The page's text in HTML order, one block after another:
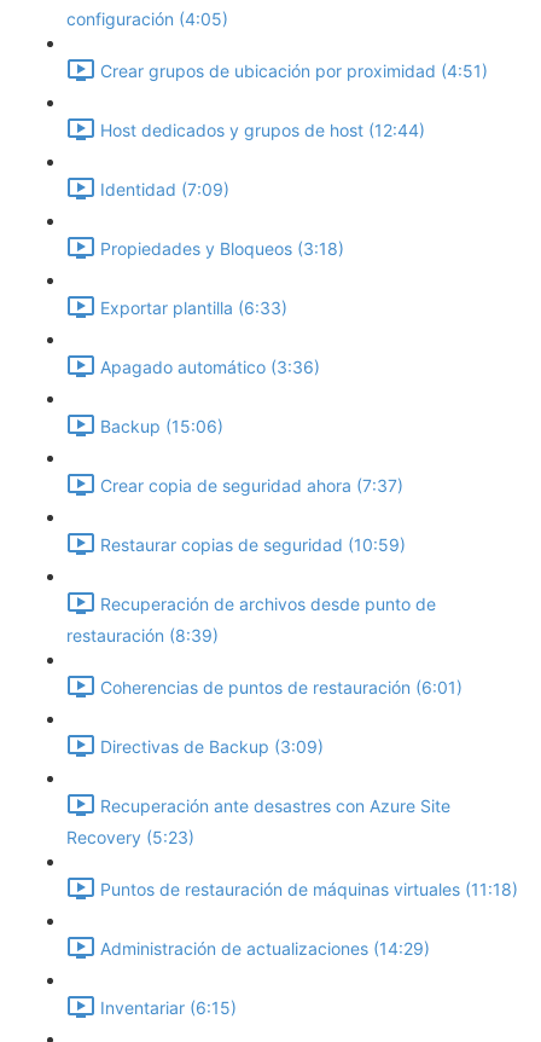
configuración (4:05)
Crear grupos de ubicación por proximidad (4:51)
Host dedicados y grupos de host (12:44)
Identidad (7:09)
Propiedades y Bloqueos (3:18)
Exportar plantilla (6:33)
Apagado automático (3:36)
Backup (15:06)
Crear copia de seguridad ahora (7:37)
Restaurar copias de seguridad (10:59)
Recuperación de archivos desde punto de
restauración (8:39)
Coherencias de puntos de restauración (6:01)
Directivas de Backup (3:09)
Recuperación ante desastres con Azure Site
Recovery (5:23)
Puntos de restauración de máquinas virtuales (11:18)
Administración de actualizaciones (14:29)
Inventariar (6:15)